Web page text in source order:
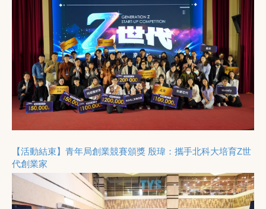
【活動結束】青年局創業競賽頒獎 殷瑋：攜手北科大培育Z世
代創業家